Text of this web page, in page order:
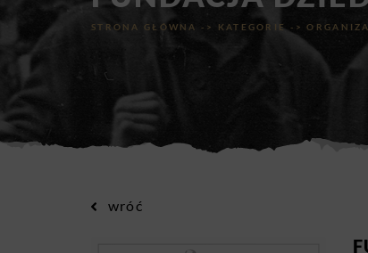
STRONA GŁÓWNA -> KATEGORIE ->
wróć